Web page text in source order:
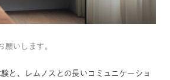
願いします。
と、レムノスとの長いコミュニケーショ